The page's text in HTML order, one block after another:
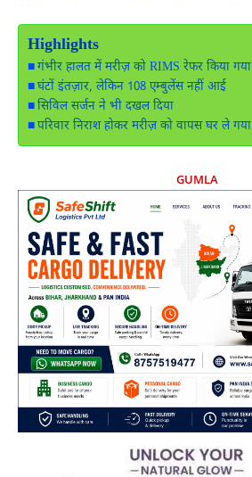
Highlights
गंभीर हालत में मरीज़ को RIMS रेफर किया गया
घंटों इंतज़ार, लेकिन 108 एम्बुलेंस नहीं आई
सिविल सर्जन ने भी दखल दिया
परिवार निराश होकर मरीज़ को वापस घर ले गया
GUMLA